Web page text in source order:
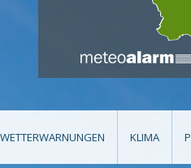
WETTERWARNUNGEN KLIMA